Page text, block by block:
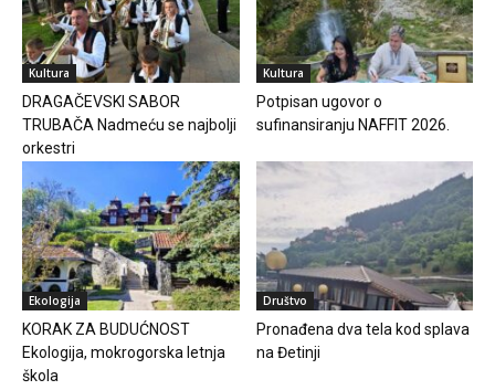
Kultura
DRAGAČEVSKI SABOR
TRUBAČA Nadmeću se najbolji
orkestri
Kultura
Potpisan ugovor o
sufinansiranju NAFFIT 2026.
Ekologija
KORAK ZA BUDUĆNOST
Ekologija, mokrogorska letnja
škola
Društvo
Pronađena dva tela kod splava
na Đetinji